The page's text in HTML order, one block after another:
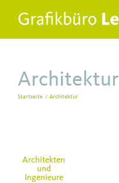
Inhalt
springen
Architektur
Startseite Architektur
Architekten
und
Ingenieure